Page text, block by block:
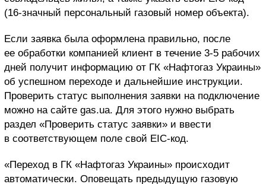
(16-значный персональный газовый номер объекта).
Если заявка была оформлена правильно, после
ее обработки компанией клиент в течение 3-5 рабочих
дней получит информацию от ГК «Нафтогаз Украины»
об успешном переходе и дальнейшие инструкции.
Проверить статус выполнения заявки на подключение
можно на сайте gas.ua. Для этого нужно выбрать
раздел «Проверить статус заявки» и ввести
в соответствующем поле свой EIC-код.
«Переход в ГК «Нафтогаз Украины» происходит
автоматически. Оповещать предыдущую газовую